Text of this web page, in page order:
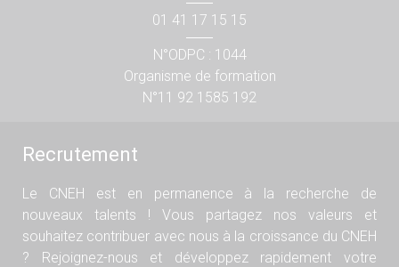
01 41 17 15 15
N°ODPC : 1044
Organisme de formation
N°11 92 1585 192
Recrutement
Le CNEH est en permanence à la recherche de
nouveaux talents ! Vous partagez nos valeurs et
souhaitez contribuer avec nous à la croissance du CNEH
? Rejoignez-nous et développez rapidement votre